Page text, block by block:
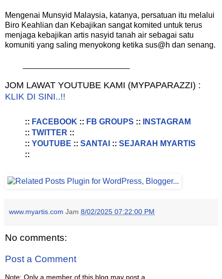
Mengenai Munsyid Malaysia, katanya, persatuan itu melalui
Biro Keahlian dan Kebajikan sangat komited untuk terus
menjaga kebajikan artis nasyid tanah air sebagai satu
komuniti yang saling menyokong ketika sus@h dan senang.
JOM LAWAT YOUTUBE KAMI (MYPAPARAZZI) :
KLIK DI SINI..!!
:: FACEBOOK :: FB GROUPS ::
INSTAGRAM
:: TWITTER ::
:: YOUTUBE :: SANTAI :: SEJARAH MYARTIS
::
www.myartis.com Jam 8/02/2025 07:22:00 PM
No comments:
Post a Comment
Note: Only a member of this blog may post a